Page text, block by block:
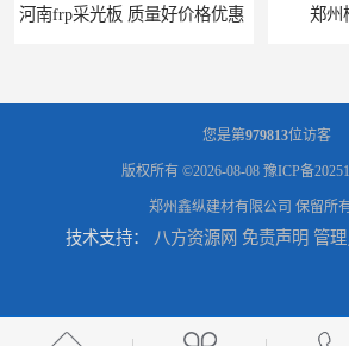
郑州楼层板厂家直销 *
河南郑州生产加工彩钢围挡 郑州鑫纵 质量好 围挡加工
您是第979813位访客
版权所有 ©2026-08-08 豫ICP备
郑州鑫纵建材有限公司 保留所
技术支持： 八方资源网 免责声明 管